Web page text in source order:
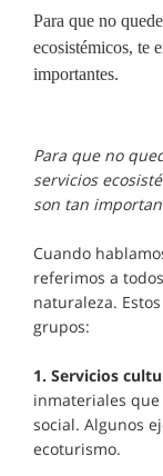
Para que no
ecosistémicos, te
importantes.
Para que no
servicios
son tan
Cuando
referimos a
naturaleza.
grupos:
1. Servicios
inmateriales
social. Algunos
ecoturismo.